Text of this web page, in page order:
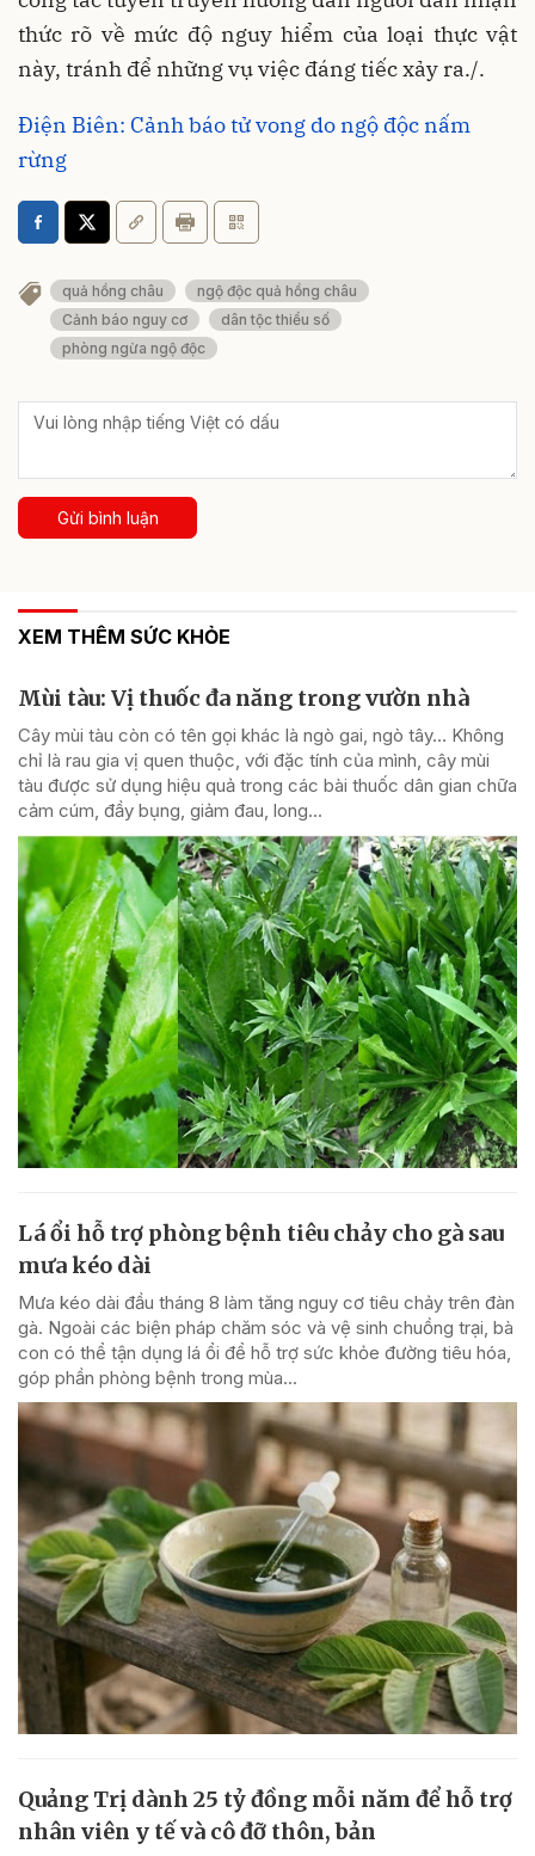
thức rõ về mức độ nguy hiểm của loại thực vật
này, tránh để những vụ việc đáng tiếc xảy ra./.
Điện Biên: Cảnh báo tử vong do ngộ độc nấm
rừng
quả hồng châu
ngộ độc quả hồng châu
Cảnh báo nguy cơ
dân tộc thiểu số
phòng ngừa ngộ độc
Gửi bình luận
XEM THÊM SỨC KHỎE
Mùi tàu: Vị thuốc đa năng trong vườn nhà
Cây mùi tàu còn có tên gọi khác là ngò gai, ngò tây… Không
chỉ là rau gia vị quen thuộc, với đặc tính của mình, cây mùi
tàu được sử dụng hiệu quả trong các bài thuốc dân gian chữa
cảm cúm, đầy bụng, giảm đau, long...
Lá ổi hỗ trợ phòng bệnh tiêu chảy cho gà sau
mưa kéo dài
Mưa kéo dài đầu tháng 8 làm tăng nguy cơ tiêu chảy trên đàn
gà. Ngoài các biện pháp chăm sóc và vệ sinh chuồng trại, bà
con có thể tận dụng lá ổi để hỗ trợ sức khỏe đường tiêu hóa,
góp phần phòng bệnh trong mùa...
Quảng Trị dành 25 tỷ đồng mỗi năm để hỗ trợ
nhân viên y tế và cô đỡ thôn, bản